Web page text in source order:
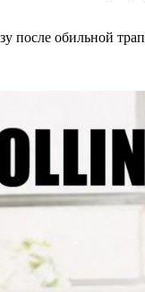
обильной